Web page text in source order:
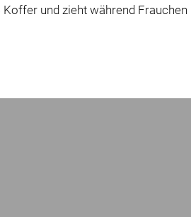
und zieht während Frauchen